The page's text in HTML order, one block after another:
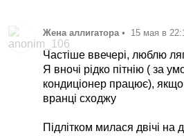
Жена аллигатора • 15 мая в
Частіше ввечері, люблю
Я вночі рідко пітнію ( за
кондиціонер працює), якщо
вранці сходжу
Підлітком милася двічі на